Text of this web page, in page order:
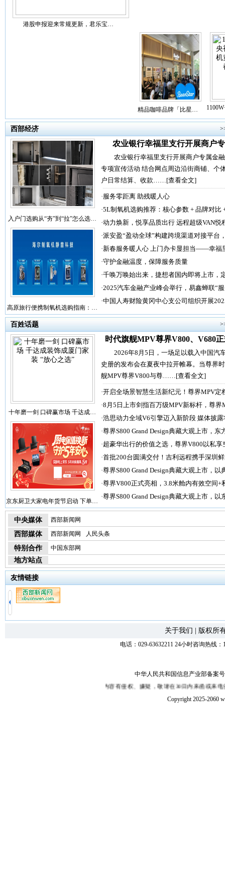
港股申报迎来常规更新，君乐宝…
精品咖啡品牌「比星…
西部经济
入户门选购从“夯”到“拉”怎么选…
高原旅行便携制氧机选购指南：…
农业银行幸福里支行开展商户
农业银行幸福里支行开展商户专属金
专项宣传活动 结合网点周边沿街商铺、个
户日常结算、收款……[查看全文]
·服务零距离 助残暖人心
·5L制氧机选购推荐：核心参数 + 品牌对比
·动力焕新，悦享品质出行 远程超级VAN
·派安盈“盈动全球”构建跨境渠道对接平台
·新春服务暖人心 上门办卡显担当——幸
·守护金融温度，保障服务质量
·千唤万唤始出来，捷想者国内即将上市，
·2025汽车金融产业峰会举行，易鑫蝉联“
·中国人寿财险黄冈中心支公司组织开展
百姓话题
十年磨一剑 口碑赢市场 千达成…
京东厨卫大家电年货节启动 下单…
时代旗舰MPV尊界V800、V680
2026年8月5日，一场足以载入中国汽
史册的发布会在夏夜中拉开帷幕。当尊界
舰MPV尊界V800与尊……[查看全文]
·开启全场景智慧生活新纪元！尊界MPV
·8月5日上市剑指百万级MPV新标杆，尊
·浩思动力全域V6引擎迈入新阶段 媒体披
·尊界S800 Grand Design典藏大观上市，
·超豪华出行的价值之选，尊界V800以私
·首批200台圆满交付！吉利远程携手深圳
·尊界S800 Grand Design典藏大观上市，
·尊界V800正式亮相，3.8米舱内有效空间
·尊界S800 Grand Design典藏大观上市，
中央媒体 西部新闻网
西部媒体 西部新闻网 人民头条
特别合作 中国东部网
地方站点
友情链接
关于我们 版权所
电话：029-63632211 24小时咨询热线
中华人民共和国信息产业部备案
果您认为本站某部分内容有侵权、嫌疑，敬请在30日内来函或来电告知，我们
Copyright 2025-2060